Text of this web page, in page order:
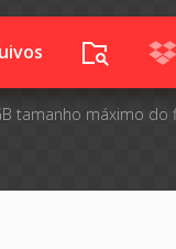
tamanho máximo do